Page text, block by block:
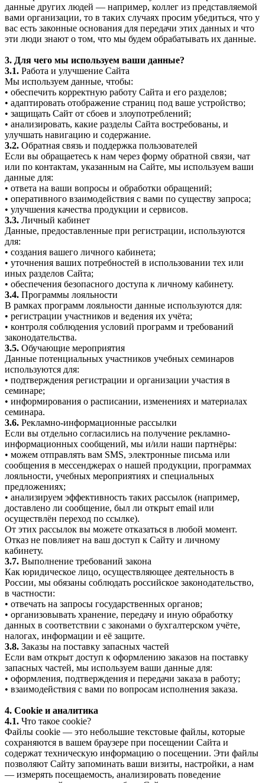
данные других людей — например, коллег из представляемой
вами организации, то в таких случаях просим убедиться, что у
вас есть законные основания для передачи этих данных и что
эти люди знают о том, что мы будем обрабатывать их данные.
3. Для чего мы используем ваши данные?
3.1. Работа и улучшение Сайта
Мы используем данные, чтобы:
• обеспечить корректную работу Сайта и его разделов;
• адаптировать отображение страниц под ваше устройство;
• защищать Сайт от сбоев и злоупотреблений;
• анализировать, какие разделы Сайта востребованы, и
улучшать навигацию и содержание.
3.2. Обратная связь и поддержка пользователей
Если вы обращаетесь к нам через форму обратной связи, чат
или по контактам, указанным на Сайте, мы используем ваши
данные для:
• ответа на ваши вопросы и обработки обращений;
• оперативного взаимодействия с вами по существу запроса;
• улучшения качества продукции и сервисов.
3.3. Личный кабинет
Данные, предоставленные при регистрации, используются
для:
• создания вашего личного кабинета;
• уточнения ваших потребностей в использовании тех или
иных разделов Сайта;
• обеспечения безопасного доступа к личному кабинету.
3.4. Программы лояльности
В рамках программ лояльности данные используются для:
• регистрации участников и ведения их учёта;
• контроля соблюдения условий программ и требований
законодательства.
3.5. Обучающие мероприятия
Данные потенциальных участников учебных семинаров
используются для:
• подтверждения регистрации и организации участия в
семинаре;
• информирования о расписании, изменениях и материалах
семинара.
3.6. Рекламно-информационные рассылки
Если вы отдельно согласились на получение рекламно-
информационных сообщений, мы и/или наши партнёры:
• можем отправлять вам SMS, электронные письма или
сообщения в мессенджерах о нашей продукции, программах
лояльности, учебных мероприятиях и специальных
предложениях;
• анализируем эффективность таких рассылок (например,
доставлено ли сообщение, был ли открыт email или
осуществлён переход по ссылке).
От этих рассылок вы можете отказаться в любой момент.
Отказ не повлияет на ваш доступ к Сайту и личному
кабинету.
3.7. Выполнение требований закона
Как юридическое лицо, осуществляющее деятельность в
России, мы обязаны соблюдать российское законодательство,
в частности:
• отвечать на запросы государственных органов;
• организовывать хранение, передачу и иную обработку
данных в соответствии с законами о бухгалтерском учёте,
налогах, информации и её защите.
3.8. Заказы на поставку запасных частей
Если вам открыт доступ к оформлению заказов на поставку
запасных частей, мы используем ваши данные для:
• оформления, подтверждения и передачи заказа в работу;
• взаимодействия с вами по вопросам исполнения заказа.
4. Cookie и аналитика
4.1. Что такое cookie?
Файлы cookie — это небольшие текстовые файлы, которые
сохраняются в вашем браузере при посещении Сайта и
содержат техническую информацию о посещении. Эти файлы
позволяют Сайту запоминать ваши визиты, настройки, а нам
— измерять посещаемость, анализировать поведение